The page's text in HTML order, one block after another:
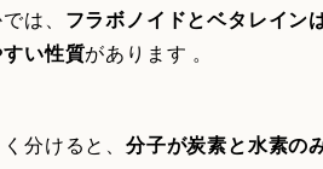
は、 フラボノイドとベタレイン
い性質があります 。
分けると、 分子が炭素と水素の